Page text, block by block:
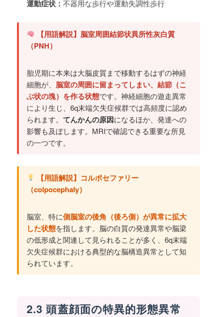
運動症状： 不器用な歩行や運動失調性歩行
【用語解説】脳室周囲結節状異所性灰白質
（PNH）
胎児期に本来は大脳皮質まで移動するはずの神経
細胞が、 脳室の周囲に留まってしまい、結節（こ
ぶ状の塊）を作る状態です。神経細胞の遊走異常
により生じ、6q末端欠失症候群では高頻度に認め
られます。 てんかんの原因になるほか、発達への
影響も及ぼします。MRIで確認できる重要な所見
の一つです。
【用語解説】コルポセファリー
（colpocephaly）
脳室、特に側脳室の後角（後ろ側）が異常に拡大
した状態を指します。脳の白質の発達異常や脳梁
の低形成と関連して見られることが多く、6q末端
欠失症候群における典型的な脳構造異常として知
られています。
2.3 頭蓋顔面の特異的形態異常